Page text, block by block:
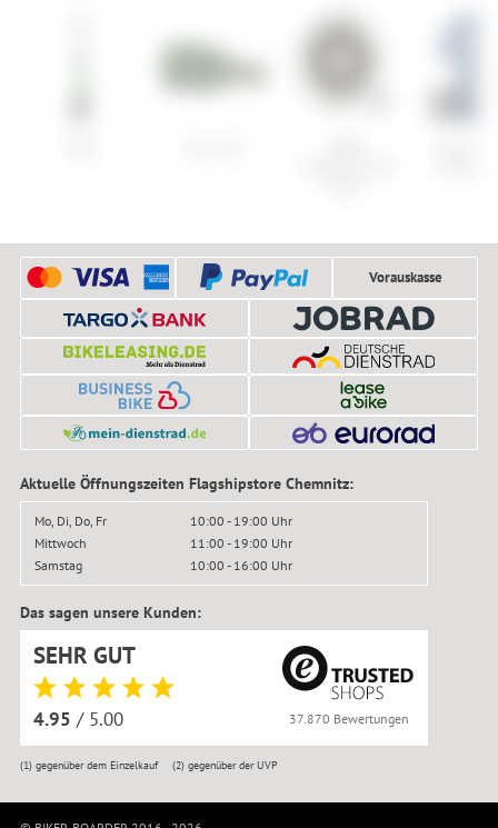
Vorauskasse
Aktuelle Öffnungszeiten Flagshipstore Chemnitz:
Mo, Di, Do, Fr
10:00 - 19:00 Uhr
Mittwoch
11:00 - 19:00 Uhr
Samstag
10:00 - 16:00 Uhr
Das sagen unsere Kunden:
SEHR GUT
4.95 / 5.00 37.870 Bewertungen
(1)gegenüber dem Einzelkauf (2) gegenüber der UVP